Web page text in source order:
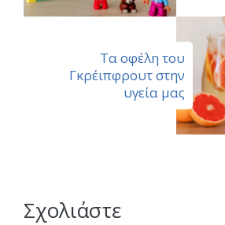
Τα οφέλη του
Γκρέιπφρουτ στην
υγεία μας
Σχολιάστε